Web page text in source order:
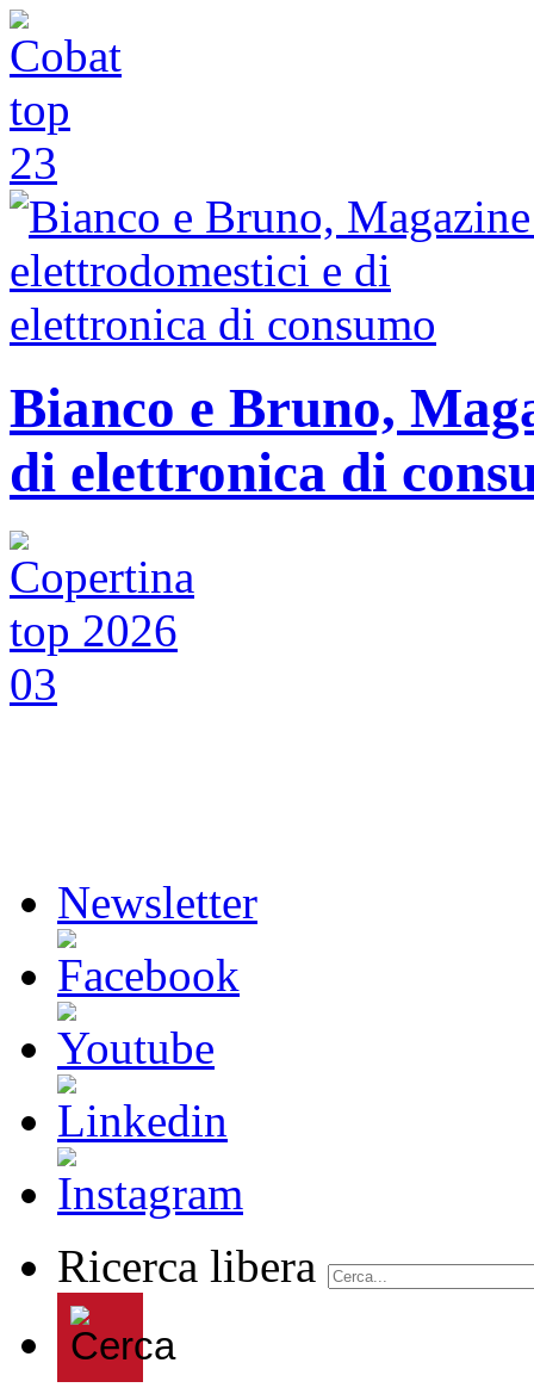
Bianco e Bruno,
di elettronica di
Newsletter
Ricerca libera